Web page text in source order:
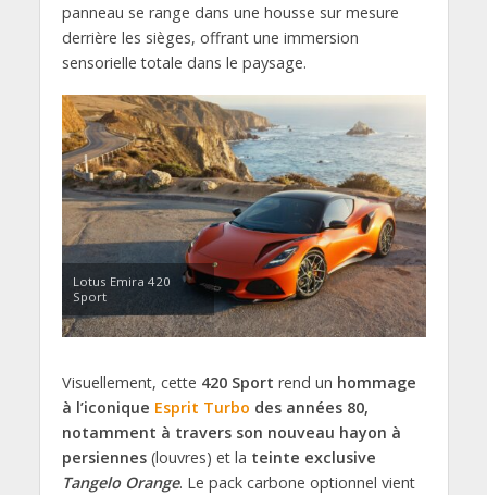
panneau se range dans une housse sur mesure
derrière les sièges, offrant une immersion
sensorielle totale dans le paysage.
Lotus Emira 420
Sport
Visuellement, cette 420 Sport rend un hommage
à l’iconique Esprit Turbo des années 80,
notamment à travers son nouveau hayon à
persiennes(louvres) et la teinte exclusive
Tangelo Orange. Le pack carbone optionnel vient